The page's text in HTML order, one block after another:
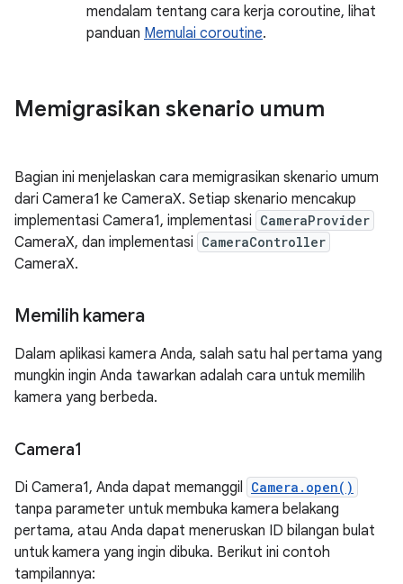
mendalam tentang cara kerja coroutine, lihat
panduan Memulai coroutine.
Memigrasikan skenario umum
Bagian ini menjelaskan cara memigrasikan skenario umum
dari Camera1 ke CameraX. Setiap skenario mencakup
implementasi Camera1, implementasi CameraProvider
CameraX, dan implementasi CameraController
CameraX.
Memilih kamera
Dalam aplikasi kamera Anda, salah satu hal pertama yang
mungkin ingin Anda tawarkan adalah cara untuk memilih
kamera yang berbeda.
Camera1
Di Camera1, Anda dapat memanggil Camera.open()
tanpa parameter untuk membuka kamera belakang
pertama, atau Anda dapat meneruskan ID bilangan bulat
untuk kamera yang ingin dibuka. Berikut ini contoh
tampilannya: